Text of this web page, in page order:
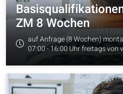
ZM 8 Wochen
auf Anfrage (8 Wochen)
07:00 - 16:00 Uhr freitags von